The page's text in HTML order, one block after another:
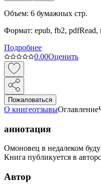
Объем: 6 бумажных стр.
Формат: epub, fb2, pdfRead,
Подробнее
0.00Оценить
Пожаловаться
О книгеотзывыОглавление
аннотация
Омоновец в недалеком
Книга публикуется в
Автор